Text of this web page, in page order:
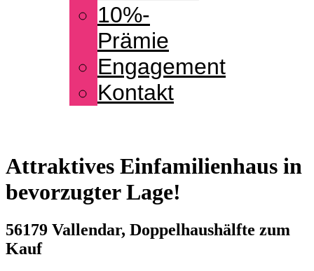
10%-
Prämie
Engagement
Kontakt
Attraktives Einfamilienhaus in
bevorzugter Lage!
56179 Vallendar, Doppelhaushälfte zum
Kauf